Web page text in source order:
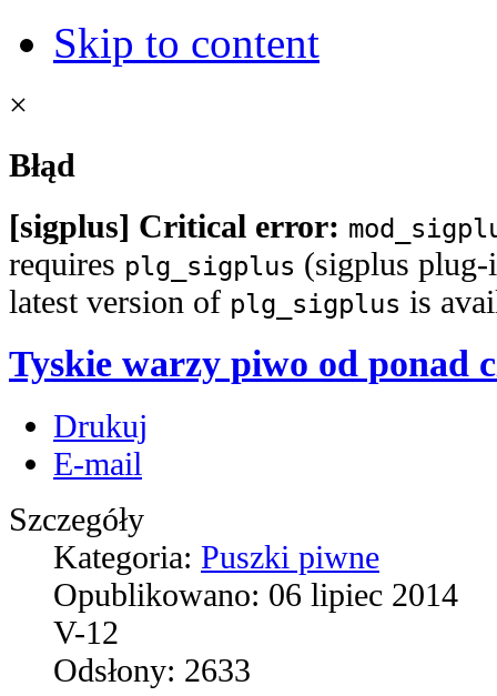
Skip to content
×
Błąd
[sigplus] Critical error:
requires plg_sigplus (sigplus
latest version of plg_sigplus is
Tyskie warzy piwo od ponad
Drukuj
E-mail
Szczegóły
Kategoria: Puszki piwne
Opublikowano: 06 lipiec 2014
V-12
Odsłony: 2633